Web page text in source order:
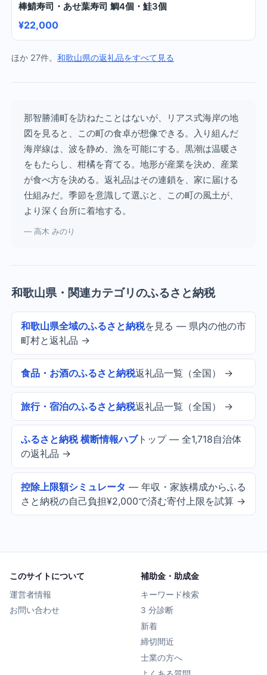
棒鯖寿司・あせ葉寿司 鯛4個・鮭3個
¥22,000
ほか 27件。和歌山県の返礼品をすべて見る
那智勝浦町を訪ねたことはないが、リアス式海岸の地
図を見ると、この町の食卓が想像できる。入り組んだ
海岸線は、波を静め、漁を可能にする。黒潮は温暖さ
をもたらし、柑橘を育てる。地形が産業を決め、産業
が食べ方を決める。返礼品はその連鎖を、家に届ける
仕組みだ。季節を意識して選ぶと、この町の風土が、
より深く台所に着地する。
— 高木 みのり
和歌山県・関連カテゴリのふるさと納税
和歌山県全域のふるさと納税を見る — 県内の他の市
町村と返礼品 →
食品・お酒のふるさと納税返礼品一覧（全国） →
旅行・宿泊のふるさと納税返礼品一覧（全国） →
ふるさと納税 横断情報ハブトップ — 全1,718自治体
の返礼品 →
控除上限額シミュレータ — 年収・家族構成からふる
さと納税の自己負担¥2,000で済む寄付上限を試算 →
このサイトについて
運営者情報
お問い合わせ
補助金・助成金
キーワード検索
3 分診断
新着
締切間近
士業の方へ